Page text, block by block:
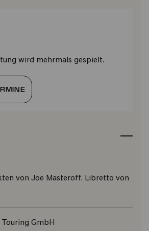
wird mehrmals gespielt.
von Joe Masteroff. Libretto von
Touring GmbH